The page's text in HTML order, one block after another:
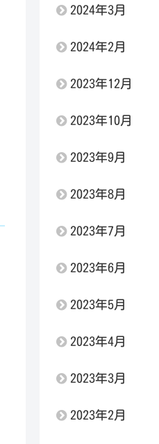
2024年3月
2024年2月
2023年12月
2023年10月
2023年9月
2023年8月
2023年7月
2023年6月
2023年5月
2023年4月
2023年3月
2023年2月